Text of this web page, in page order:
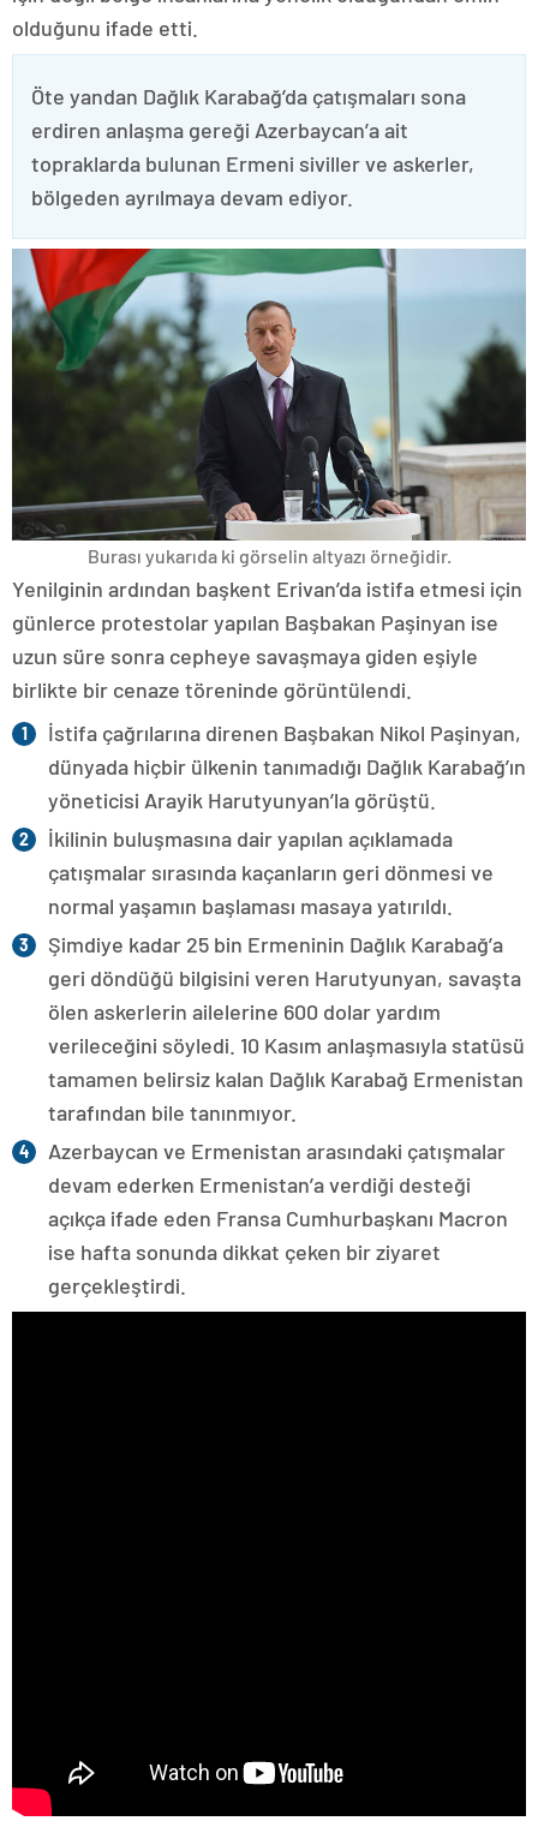
olduğunu ifade etti.
Öte yandan Dağlık Karabağ’da çatışmaları sona
erdiren anlaşma gereği Azerbaycan’a ait
topraklarda bulunan Ermeni siviller ve askerler,
bölgeden ayrılmaya devam ediyor.
Burası yukarıda ki görselin altyazı örneğidir.
Yenilginin ardından başkent Erivan’da istifa etmesi için
günlerce protestolar yapılan Başbakan Paşinyan ise
uzun süre sonra cepheye savaşmaya giden eşiyle
birlikte bir cenaze töreninde görüntülendi.
İstifa çağrılarına direnen Başbakan Nikol Paşinyan,
dünyada hiçbir ülkenin tanımadığı Dağlık Karabağ’ın
yöneticisi Arayik Harutyunyan’la görüştü.
İkilinin buluşmasına dair yapılan açıklamada
çatışmalar sırasında kaçanların geri dönmesi ve
normal yaşamın başlaması masaya yatırıldı.
Şimdiye kadar 25 bin Ermeninin Dağlık Karabağ’a
geri döndüğü bilgisini veren Harutyunyan, savaşta
ölen askerlerin ailelerine 600 dolar yardım
verileceğini söyledi. 10 Kasım anlaşmasıyla statüsü
tamamen belirsiz kalan Dağlık Karabağ Ermenistan
tarafından bile tanınmıyor.
Azerbaycan ve Ermenistan arasındaki çatışmalar
devam ederken Ermenistan’a verdiği desteği
açıkça ifade eden Fransa Cumhurbaşkanı Macron
ise hafta sonunda dikkat çeken bir ziyaret
gerçekleştirdi.